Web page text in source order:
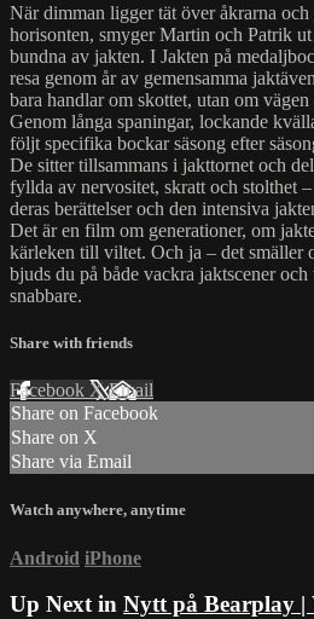
När dimman ligger tät över åkrarna
horisonten, smyger Martin och Patrik
bundna av jakten. I Jakten på
resa genom år av gemensamma
bara handlar om skottet, utan om vägen
Genom långa spaningar, lockande
följt specifika bockar säsong efter
De sitter tillsammans i jakttornet och
fyllda av nervositet, skratt och stolthet
deras berättelser och den intensiva
Det är en film om generationer, om
kärleken till viltet. Och ja – det smäller
bjuds du på både vackra jaktscener
snabbare.
Share with friends
Facebook XEmail
Share on Facebook
Share on X
Share via Email
Watch anywhere, anytime
Android iPhone
Up Next in Nytt på Bearplay |